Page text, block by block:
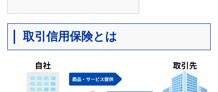
取引信用保険とは